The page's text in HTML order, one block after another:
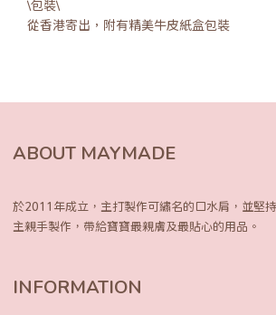
\包裝\
從香港寄出，附有精美牛皮紙盒包裝
ABOUT MAYMADE
於2011年成立，主打製作可繡名的口水肩， 並堅
主親手製作， 帶給寶寶最親膚及最貼心的用品。
INFORMATION